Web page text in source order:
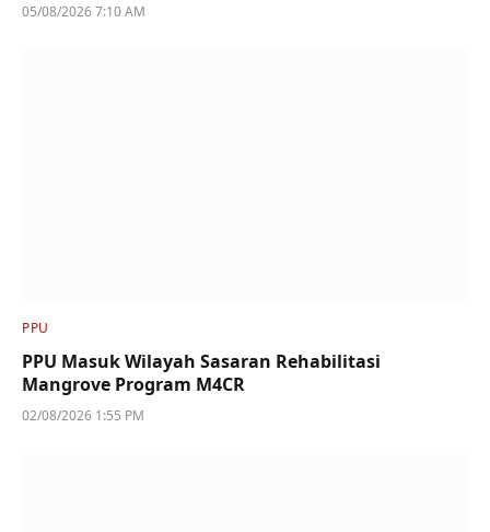
05/08/2026 7:10 AM
PPU
PPU Masuk Wilayah Sasaran Rehabilitasi
Mangrove Program M4CR
02/08/2026 1:55 PM